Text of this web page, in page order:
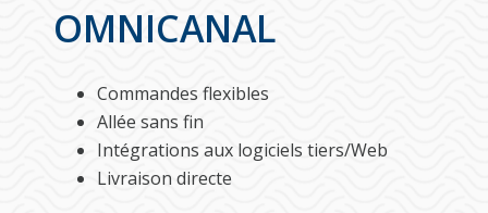
OMNICANAL
Commandes flexibles
Allée sans fin
Intégrations aux logiciels tiers/Web
Livraison directe